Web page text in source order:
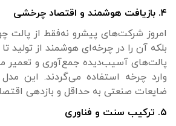
۴. بازیافت هوشمند و اقتصاد چرخشی
امروز شرکت‌های پیشرو نه‌فقط از پالت
بلکه آن را در چرخه‌ای هوشمند از تولید تا
پالت‌های آسیب‌دیده جمع‌آوری و تعمیر
وارد چرخه استفاده می‌گردند. این
ضایعات صنعتی به حداقل و بازدهی
۵. ترکیب سنت و فناوری